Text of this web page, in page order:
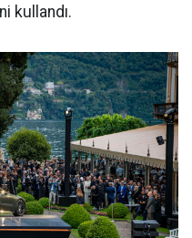
kullandı.